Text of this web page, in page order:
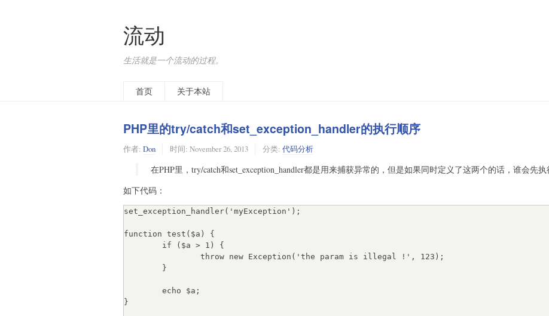
流动
生活就是一个流动的过程。
首页 关于本站
PHP里的try/catch和set_exception_handler的执行顺序
作者: Don 时间: November 26, 2013 分类: 代码分析
在PHP里，try/catch和set_exception_handler都是用来捕获异常的，但是如果同时定义了这两个的话，谁会先执
如下代码：
set_exception_handler('myException');
function test($a) {
}